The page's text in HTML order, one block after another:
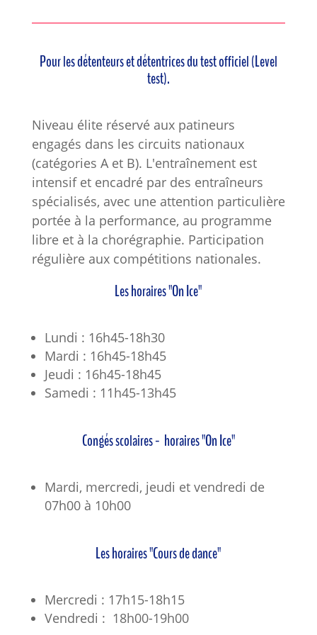
Pour les détenteurs et détentrices du test officiel (Level
test).
Niveau élite réservé aux patineurs
engagés dans les circuits nationaux
(catégories A et B). L'entraînement est
intensif et encadré par des entraîneurs
spécialisés, avec une attention particulière
portée à la performance, au programme
libre et à la chorégraphie. Participation
régulière aux compétitions nationales.
Les horaires "On Ice"
Lundi : 16h45-18h30
Mardi : 16h45-18h45
Jeudi : 16h45-18h45
Samedi : 11h45-13h45
Congés scolaires - horaires "On Ice"
Mardi, mercredi, jeudi et vendredi de
07h00 à 10h00
Les horaires "Cours de dance"
Mercredi : 17h15-18h15
Vendredi : 18h00-19h00